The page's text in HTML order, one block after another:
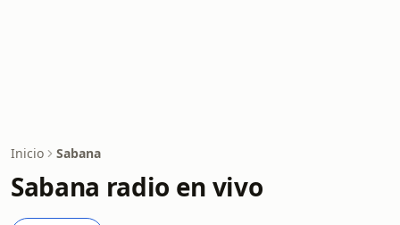
Inicio Sabana
Sabana radio en vivo